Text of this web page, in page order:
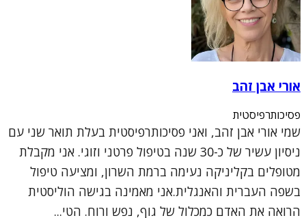
אורי אבן זהב
פסיכותרפיסטית
שמי אורי אבן זהב, ואני פסיכותרפיסטית בעלת תואר שני עם
ניסיון עשיר של כ-30 שנה בטיפול פרטני וזוגי. אני מקבלת
מטופלים בקליניקה נעימה ברמת השרון, ומציעה טיפול
בשפה העברית והאנגלית.אני מאמינה בגישה הוליסטית
הרואה את האדם כמכלול של גוף, נפש ורוח. הטי...